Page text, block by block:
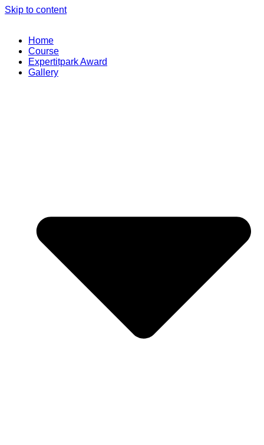
Skip to content
Home
Course
Expertitpark Award
Gallery